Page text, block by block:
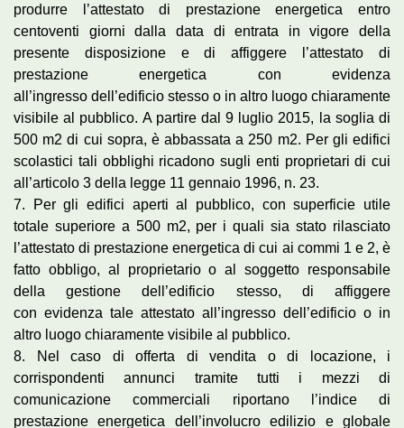
produrre l’attestato di prestazione energetica entro
centoventi giorni dalla data di entrata in vigore della
presente disposizione e di affiggere l’attestato di
prestazione energetica con evidenza
all’ingresso dell’edificio stesso o in altro luogo chiaramente
visibile al pubblico. A partire dal 9 luglio 2015, la soglia di
500 m2 di cui sopra, è abbassata a 250 m2. Per gli edifici
scolastici tali obblighi ricadono sugli enti proprietari di cui
all’articolo 3 della legge 11 gennaio 1996, n. 23.
7. Per gli edifici aperti al pubblico, con superficie utile
totale superiore a 500 m2, per i quali sia stato rilasciato
l’attestato di prestazione energetica di cui ai commi 1 e 2, è
fatto obbligo, al proprietario o al soggetto responsabile
della gestione dell’edificio stesso, di affiggere
con evidenza tale attestato all’ingresso dell’edificio o in
altro luogo chiaramente visibile al pubblico.
8. Nel caso di offerta di vendita o di locazione, i
corrispondenti annunci tramite tutti i mezzi di
comunicazione commerciali riportano l’indice di
prestazione energetica dell’involucro edilizio e globale